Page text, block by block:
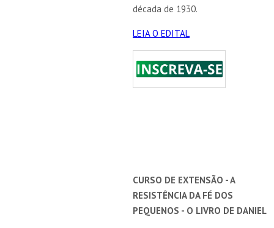
década de 1930.
LEIA O EDITAL
CURSO DE EXTENSÃO - A
RESISTÊNCIA DA FÉ DOS
PEQUENOS - O LIVRO DE DANIEL